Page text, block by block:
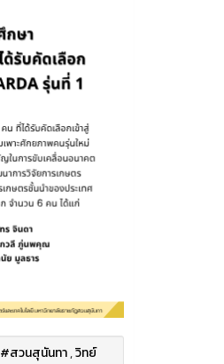
#สวนสุนันทา,วิทย์